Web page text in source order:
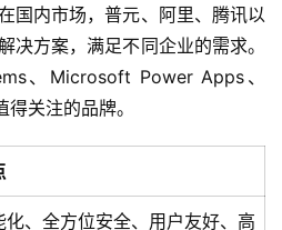
国内市场，普元、阿里、腾讯以
决方案，满足不同企业的需求。
、Microsoft Power Apps、
关注的品牌。
化、全方位安全、用户友好、高